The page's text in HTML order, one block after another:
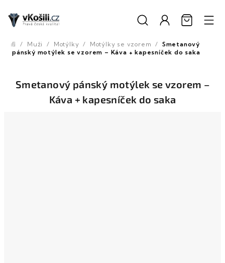
obsah
Domů
/ Muži / Motýlky / Motýlky se vzorem / Smetanový
pánský motýlek se vzorem – Káva + kapesníček do saka
Smetanový pánský motýlek se vzorem –
Káva + kapesníček do saka